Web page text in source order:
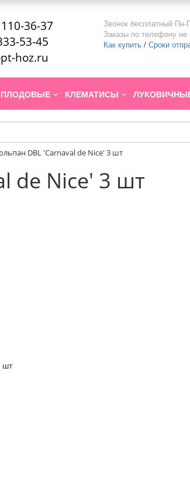
36-37
53-45
hoz.ru
Звонок бесплатный Пн-
Заказы по телефону не
Как купить / Сроки
ПЛОДОВЫЕ КЛЕМАТИСЫ
DBL 'Carnaval de Nice' 3 шт
de Nice' 3 шт